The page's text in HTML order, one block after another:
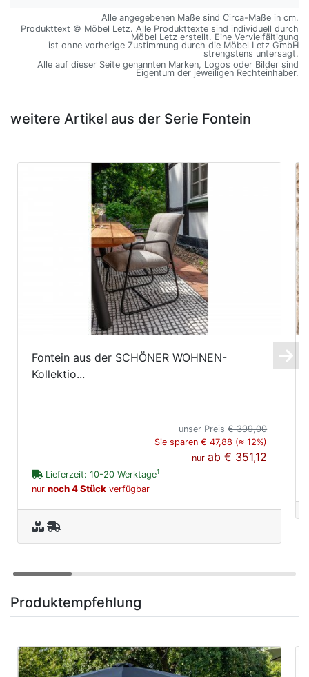
Alle angegebenen Maße sind Circa-Maße in cm.
Produkttext © Möbel Letz. Alle Produkttexte sind individuell durch
Möbel Letz erstellt. Eine Vervielfältigung
ist ohne vorherige Zustimmung durch die Möbel Letz GmbH
strengstens untersagt.
Alle auf dieser Seite genannten Marken, Logos oder Bilder sind
Eigentum der jeweiligen Rechteinhaber.
weitere Artikel aus der Serie Fontein
Fontein aus der SCHÖNER WOHNEN-
Kollektio...
unser Preis€ 399,00
Sie sparen € 47,88 (≈ 12%)
nurab€ 351,12
Lieferzeit: 10-20 Werktage1
nur noch 4 Stück verfügbar
Produktempfehlung